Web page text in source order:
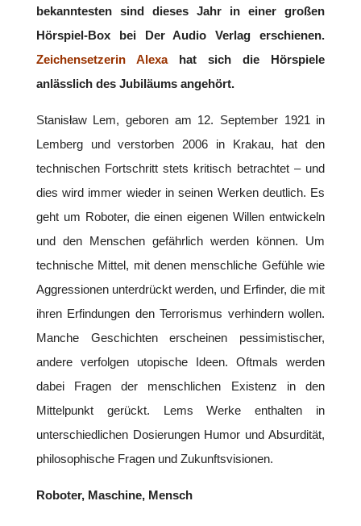
bekanntesten sind dieses Jahr in einer großen
Hörspiel-Box bei Der Audio Verlag erschienen.
Zeichensetzerin Alexahat sich die Hörspiele
anlässlich des Jubiläums angehört.
Stanisław Lem, geboren am 12. September 1921 in
Lemberg und verstorben 2006 in Krakau, hat den
technischen Fortschritt stets kritisch betrachtet – und
dies wird immer wieder in seinen Werken deutlich. Es
geht um Roboter, die einen eigenen Willen entwickeln
und den Menschen gefährlich werden können. Um
technische Mittel, mit denen menschliche Gefühle wie
Aggressionen unterdrückt werden, und Erfinder, die mit
ihren Erfindungen den Terrorismus verhindern wollen.
Manche Geschichten erscheinen pessimistischer,
andere verfolgen utopische Ideen. Oftmals werden
dabei Fragen der menschlichen Existenz in den
Mittelpunkt gerückt. Lems Werke enthalten in
unterschiedlichen Dosierungen Humor und Absurdität,
philosophische Fragen und Zukunftsvisionen.
Roboter, Maschine, Mensch